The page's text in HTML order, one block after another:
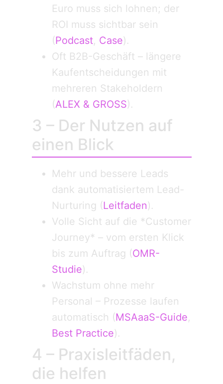
Euro muss sich lohnen; der
ROI muss sichtbar sein
(Podcast, Case).
Oft B2B-Geschäft – längere
Kaufentscheidungen mit
mehreren Stakeholdern
(ALEX & GROSS).
3 – Der Nutzen auf
einen Blick
Mehr und bessere Leads
dank automatisiertem Lead-
Nurturing (Leitfaden).
Volle Sicht auf die *Customer
Journey* – vom ersten Klick
bis zum Auftrag (OMR-
Studie).
Wachstum ohne mehr
Personal – Prozesse laufen
automatisch (MSAaaS-Guide,
Best Practice).
4 – Praxisleitfäden,
die helfen